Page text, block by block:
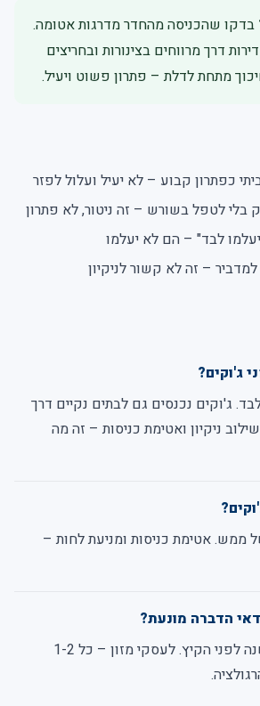
בדקו שהכניסה מהחדר מדרגות אטומה.
דרך מרווחים בצינורות ובחריצים
מתחת לדלת – פתרון פשוט ויעיל.
כפתרון קבוע – לא יעיל ועלול לפזר
בלי לטפל בשורש – זה ניטור, לא פתרון
לבד" – הם לא יעלמו
– זה לא קשור לניקיון
ג'וקים?
ג'וקים נכנסים גם לבתים נקיים דרך
ניקיון ואטימת כניסות – זה מה
ממש. אטימת כניסות ומניעת לחות –
הדברה מונעת?
לבית פרטי – פעם בשנה לפני הקיץ. לעסקי מזון – כל 1-2